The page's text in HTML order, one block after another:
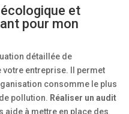
écologique et
pour mon
détaillée de
votre entreprise. Il permet
consomme le plus
pollution. Réaliser un audit
aide à mettre en place des